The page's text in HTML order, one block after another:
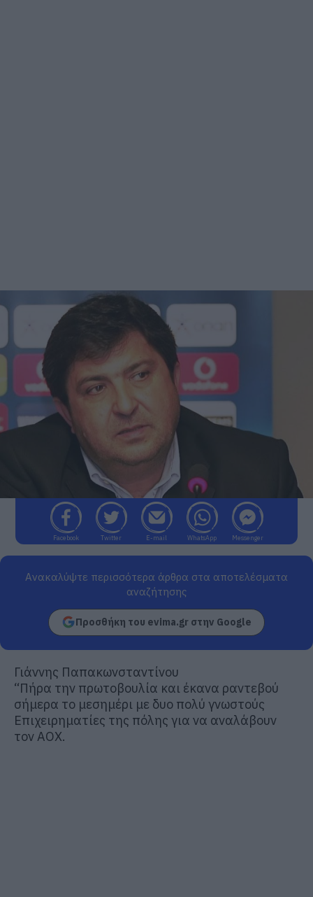
Facebook Twitter E-mail WhatsApp Messenger
Ανακαλύψτε περισσότερα άρθρα στα αποτελέσματα
αναζήτησης
Προσθήκη του evima.gr στην Google
Γιάννης Παπακωνσταντίνου
“Πήρα την πρωτοβουλία και έκανα ραντεβού
σήμερα το μεσημέρι με δυο πολύ γνωστούς
Επιχειρηματίες της πόλης για να αναλάβουν
τον ΑΟΧ.